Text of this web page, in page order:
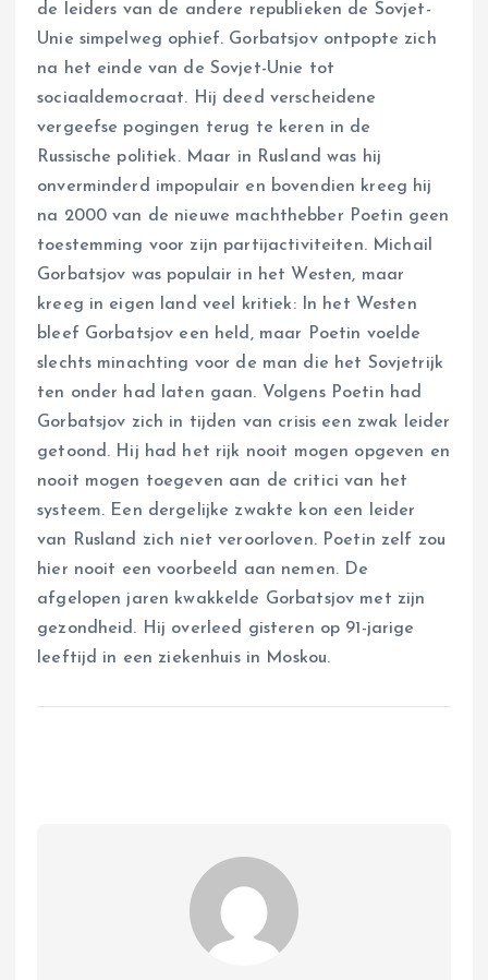
de leiders van de andere republieken de Sovjet-
Unie simpelweg ophief. Gorbatsjov ontpopte zich
na het einde van de Sovjet-Unie tot
sociaaldemocraat. Hij deed verscheidene
vergeefse pogingen terug te keren in de
Russische politiek. Maar in Rusland was hij
onverminderd impopulair en bovendien kreeg hij
na 2000 van de nieuwe machthebber Poetin geen
toestemming voor zijn partijactiviteiten. Michail
Gorbatsjov was populair in het Westen, maar
kreeg in eigen land veel kritiek: In het Westen
bleef Gorbatsjov een held, maar Poetin voelde
slechts minachting voor de man die het Sovjetrijk
ten onder had laten gaan. Volgens Poetin had
Gorbatsjov zich in tijden van crisis een zwak leider
getoond. Hij had het rijk nooit mogen opgeven en
nooit mogen toegeven aan de critici van het
systeem. Een dergelijke zwakte kon een leider
van Rusland zich niet veroorloven. Poetin zelf zou
hier nooit een voorbeeld aan nemen. De
afgelopen jaren kwakkelde Gorbatsjov met zijn
gezondheid. Hij overleed gisteren op 91-jarige
leeftijd in een ziekenhuis in Moskou.